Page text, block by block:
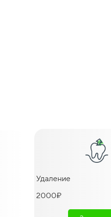
Удаление
2000₽